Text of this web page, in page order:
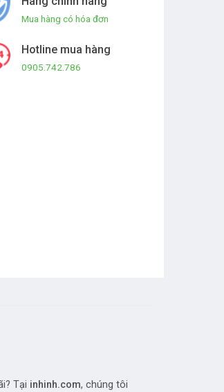
Mua hàng có hóa đơn
Hotline mua hàng
0905.742.786
Tại inhinh.com, chúng tôi